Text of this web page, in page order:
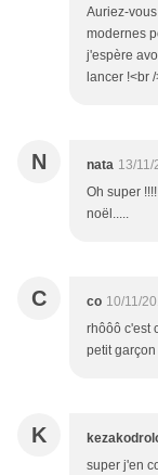
Auriez-
modernes
j'espère
lancer !<br
N nata 13/11/
Oh super
noël.....
C co 10/11/
rhôôô c'est
petit
K
super j'en